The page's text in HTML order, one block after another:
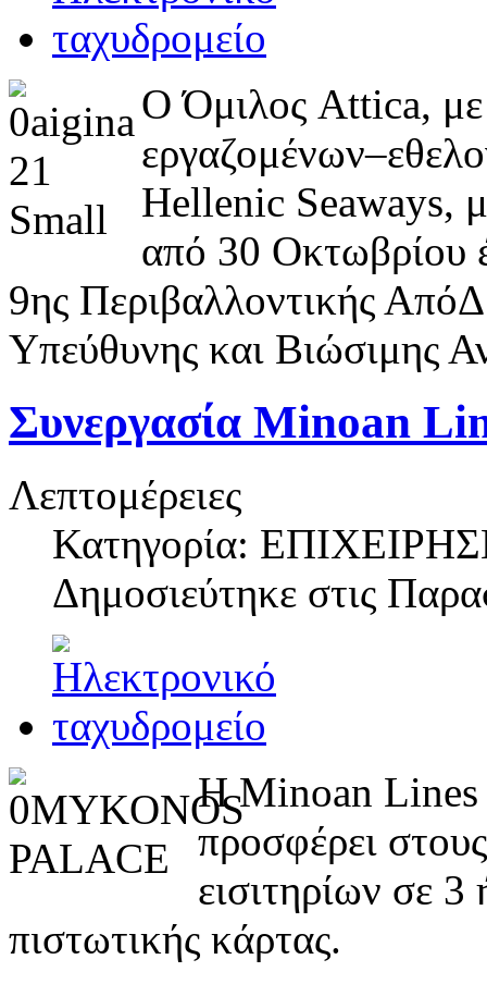
Ο Όμιλος Attica, με
Hellenic Seaways,
από 30 Οκτωβρίου
9ης Περιβαλλοντικής
Υπεύθυνης και Βιώσιμης
Συνεργασία Minoan
Λεπτομέρειες
Κατηγορία:
Δημοσιεύτηκε στις
Η Minoan Lines
προσφέρει
εισιτηρίων σε
πιστωτικής κάρτας.